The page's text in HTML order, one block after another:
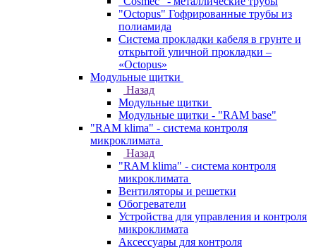
"Octopus" Гофрированные трубы из
полиамида
Система прокладки кабеля в грунте и
открытой уличной прокладки –
«Octopus»
Модульные щитки
Назад
Модульные щитки
Модульные щитки - "RAM base"
"RAM klima" - система контроля
микроклимата
Назад
"RAM klima" - система контроля
микроклимата
Вентиляторы и решетки
Обогреватели
Устройства для управления и контроля
микроклимата
Аксессуары для контроля